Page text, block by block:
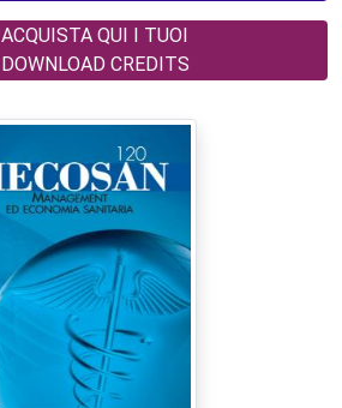
ACQUISTA QUI I TUOI
DOWNLOAD CREDITS